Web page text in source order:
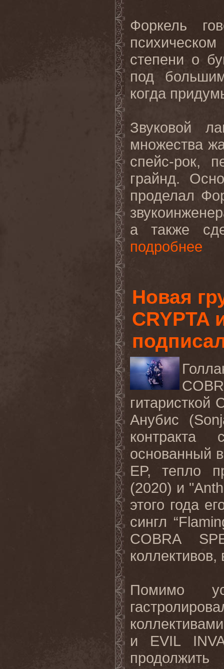
Форкель
степени о
под
когда
Звуковой
множества
спейс-рок,
грайнд.
проделал
а также
подробнее
Новая
CRYPTA
гитаристкой
Анубис
основанный
EP, тепло
(2020) и "
этого года
сингл “
COBRA
Помимо
и EVIL